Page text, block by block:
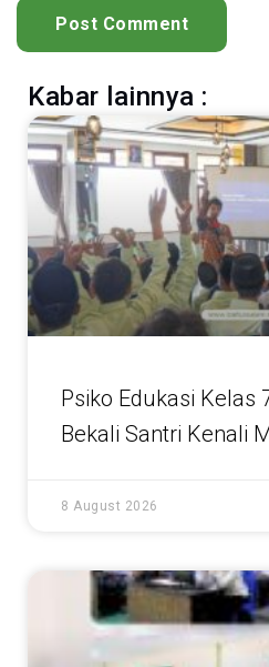
Kabar lainnya :
Psiko Edukasi Kelas
Bekali Santri Kenali
8 August 2026